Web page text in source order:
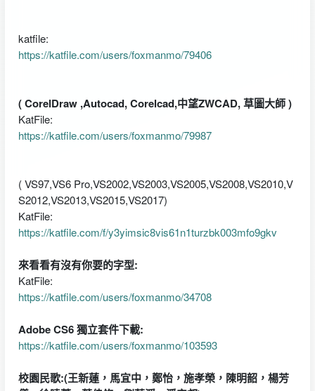
katfile:
https://katfile.com/users/foxmanmo/79406
( CorelDraw ,Autocad, Corelcad,中望ZWCAD, 草圖大師 )
KatFile:
https://katfile.com/users/foxmanmo/79987
( VS97,VS6 Pro,VS2002,VS2003,VS2005,VS2008,VS2010,V
S2012,VS2013,VS2015,VS2017)
KatFile:
https://katfile.com/f/y3yimsic8vis61n1turzbk003mfo9gkv
來看看有沒有你要的字型:
KatFile:
https://katfile.com/users/foxmanmo/34708
Adobe CS6 獨立套件下載:
https://katfile.com/users/foxmanmo/103593
校園民歌:(王新蓮，馬宜中，鄭怡，施孝榮，陳明韶，楊芳